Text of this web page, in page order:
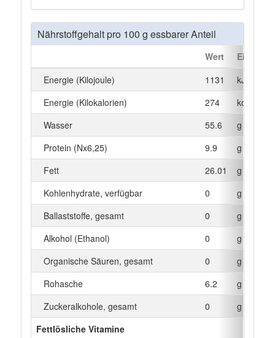
Nährstoffgehalt pro 100 g essbarer Anteil
Wert
Einheit
Energie (Kilojoule)
1131
kJ
Energie (Kilokalorien)
274
kcal
Wasser
55.6
g
Protein (Nx6,25)
9.9
g
Fett
26.01
g
Kohlenhydrate, verfügbar
0
g
Ballaststoffe, gesamt
0
g
Alkohol (Ethanol)
0
g
Organische Säuren, gesamt
0
g
Rohasche
6.2
g
Zuckeralkohole, gesamt
0
g
Fettlösliche Vitamine